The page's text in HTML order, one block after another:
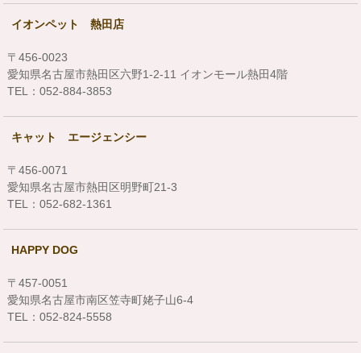
イオンペット 熱田店
〒456-0023
愛知県名古屋市熱田区六野1-2-11 イオンモール熱田4階
TEL：052-884-3853
キャット エージェンシー
〒456-0071
愛知県名古屋市熱田区明野町21-3
TEL：052-682-1361
HAPPY DOG
〒457-0051
愛知県名古屋市南区笠寺町姥子山6-4
TEL：052-824-5558